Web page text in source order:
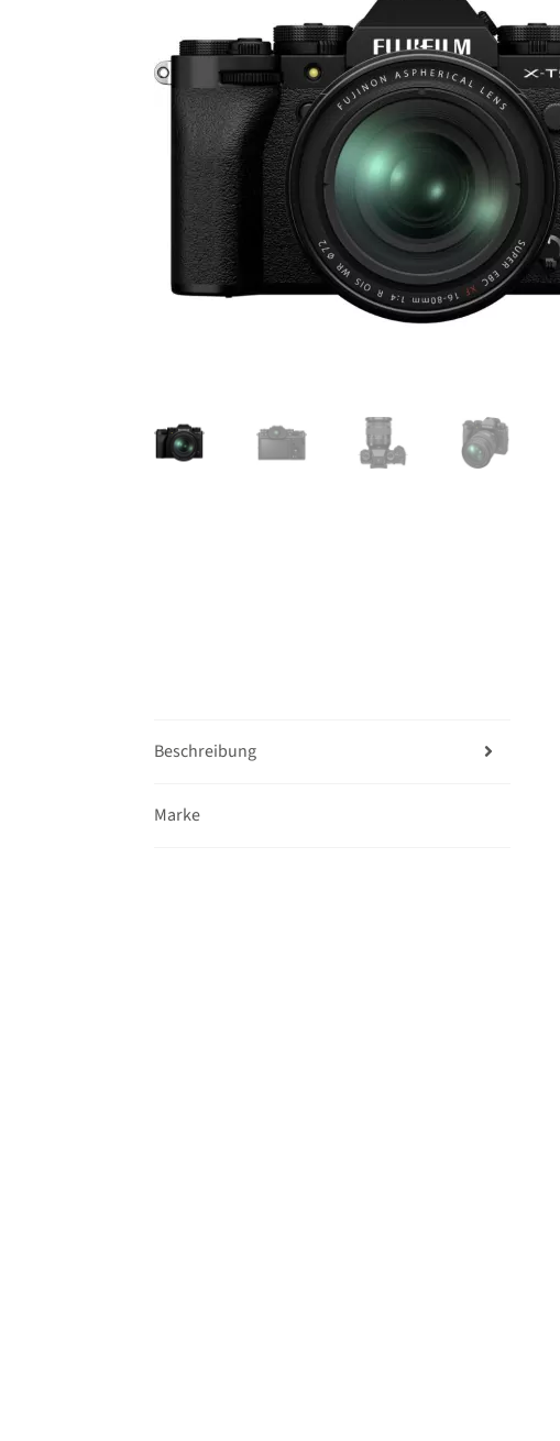
Beschreibung
Marke